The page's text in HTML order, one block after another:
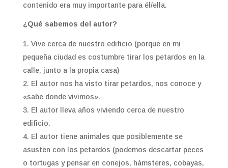
contenido era muy importante para él/ella.
¿Qué sabemos del autor?
Vive cerca de nuestro edificio (porque en mi
pequeña ciudad es costumbre tirar los petardos en la
calle, junto a la propia casa)
El autor nos ha visto tirar petardos, nos conoce y
«sabe donde vivimos».
El autor lleva años viviendo cerca de nuestro
edificio.
El autor tiene animales que posiblemente se
asusten con los petardos (podemos descartar peces
o tortugas y pensar en conejos, hámsteres, cobayas,